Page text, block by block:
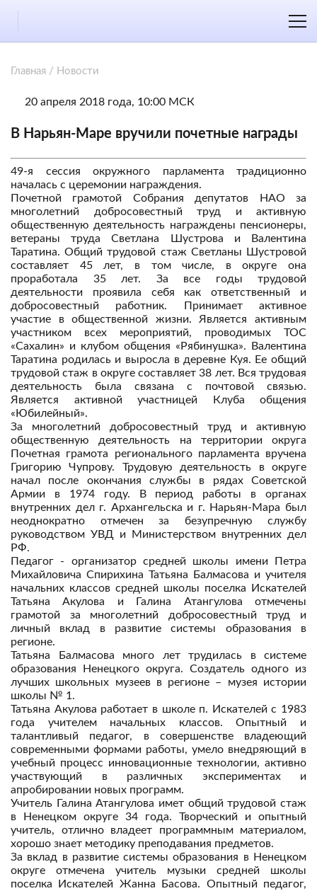
Главная / Новости
20 апреля 2018 года, 10:00 МСК
В Нарьян-Маре вручили почетные награды
49-я сессия окружного парламента традиционно
началась с церемонии награждения.
Почетной грамотой Собрания депутатов НАО за
многолетний добросовестный труд и активную
общественную деятельность награждены пенсионеры,
ветераны труда Светлана Шустрова и Валентина
Таратина. Общий трудовой стаж Светланы Шустровой
составляет 45 лет, в том числе, в округе она
проработала 35 лет. За все годы трудовой
деятельности проявила себя как ответственный и
добросовестный работник. Принимает активное
участие в общественной жизни. Является активным
участником всех мероприятий, проводимых ТОС
«Сахалин» и клубом общения «Рябинушка». Валентина
Таратина родилась и выросла в деревне Куя. Ее общий
трудовой стаж в округе составляет 38 лет. Вся трудовая
деятельность была связана с почтовой связью.
Является активной участницей Клуба общения
«Юбилейный».
За многолетний добросовестный труд и активную
общественную деятельность на территории округа
Почетная грамота регионального парламента вручена
Григорию Чупрову. Трудовую деятельность в округе
начал после окончания службы в рядах Советской
Армии в 1974 году. В период работы в органах
внутренних дел г. Архангельска и г. Нарьян-Мара был
неоднократно отмечен за безупречную службу
руководством УВД и Министерством внутренних дел
РФ.
Педагог - организатор средней школы имени Петра
Михайловича Спирихина Татьяна Балмасова и учителя
начальних классов средней школы поселка Искателей
Татьяна Акулова и Галина Атангулова отмечены
грамотой за многолетний добросовестный труд и
личный вклад в развитие системы образования в
регионе.
Татьяна Балмасова много лет трудилась в системе
образования Ненецкого округа. Создатель одного из
лучших школьных музеев в регионе – музея истории
школы № 1.
Татьяна Акулова работает в школе п. Искателей с 1983
года учителем начальных классов. Опытный и
талантливый педагог, в совершенстве владеющий
современными формами работы, умело внедряющий в
учебный процесс инновационные технологии, активно
участвующий в различных экспериментах и
апробировании новых программ.
Учитель Галина Атангулова имет общий трудовой стаж
в Ненецком округе 34 года. Творческий и опытный
учитель, отлично владеет программным материалом,
хорошо знает методику преподавания предметов.
За вклад в развитие системы образования в Ненецком
округе отмечена учитель музыки средней школы
поселка Искателей Жанна Басова. Опытный педагог,